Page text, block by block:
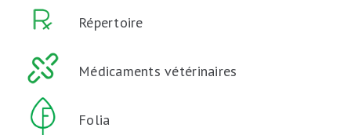
Répertoire
Médicaments vétérinaires
Folia